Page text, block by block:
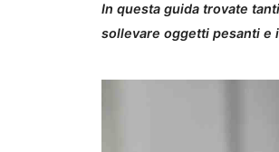
In questa guida trovate
sollevare oggetti pesanti e